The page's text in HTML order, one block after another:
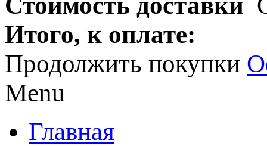
Итого, к оплате:
Продолжить покупки
Menu
Главная